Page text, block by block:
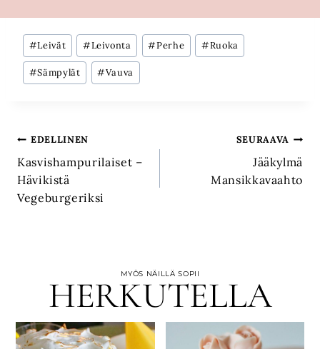
Avainsanat:
#Leivät #Leivonta #Perhe #Ruoka
#Sämpylät #Vauva
Artikkelien
selaus
EDELLINEN
Kasvishampurilaiset –
Hävikistä
Vegeburgeriksi
SEURAAVA
Jääkylmä
Mansikkavaahto
MYÖS NÄILLÄ SOPII
HERKUTELLA